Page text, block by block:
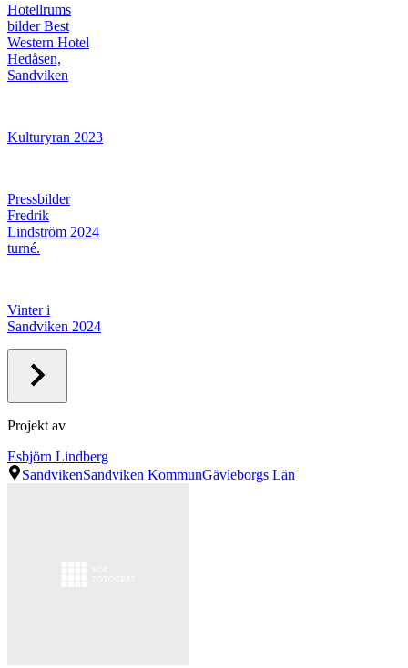
Hotellrums
bilder Best
Western Hotel
Hedåsen,
Sandviken
Kulturyran 2023
Pressbilder
Fredrik
Lindström 2024
turné.
Vinter i
Sandviken 2024
Projekt av
Esbjörn Lindberg
SandvikenSandviken KommunGävleborgs Län